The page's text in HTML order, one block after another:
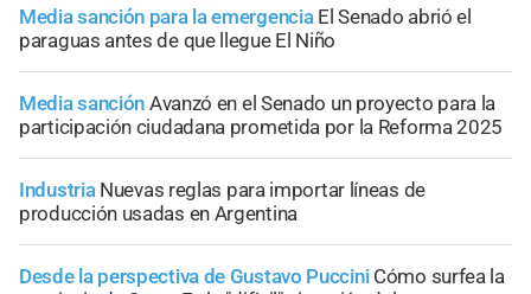
Media sanción para la emergencia El Senado abrió el
paraguas antes de que llegue El Niño
Media sanción Avanzó en el Senado un proyecto para la
participación ciudadana prometida por la Reforma 2025
Industria Nuevas reglas para importar líneas de
producción usadas en Argentina
Desde la perspectiva de Gustavo Puccini Cómo surfea la